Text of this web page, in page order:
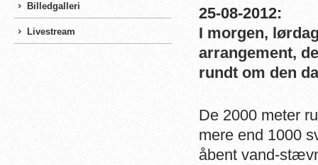
Billedgalleri
Livestream
25-08-2012:
I morgen,
arrangement,
rundt om den
De 2000 meter
mere end 1000
åbent vand-